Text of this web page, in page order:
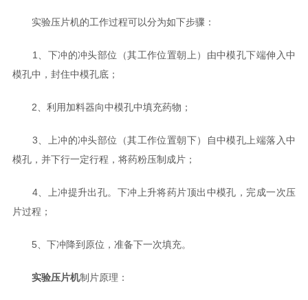
实验压片机的工作过程可以分为如下步骤：
1、下冲的冲头部位（其工作位置朝上）由中模孔下端伸入中
模孔中，封住中模孔底；
2、利用加料器向中模孔中填充药物；
3、上冲的冲头部位（其工作位置朝下）自中模孔上端落入中
模孔，并下行一定行程，将药粉压制成片；
4、上冲提升出孔。下冲上升将药片顶出中模孔，完成一次压
片过程；
5、下冲降到原位，准备下一次填充。
实验压片机制片原理：